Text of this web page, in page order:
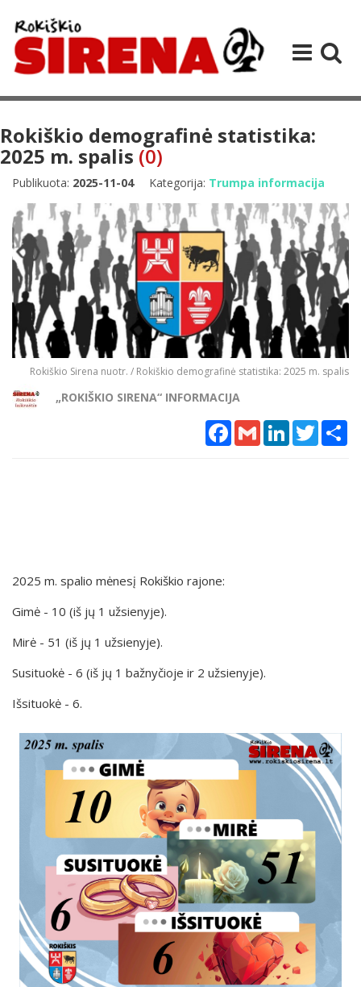
Rokiškio demografinė statistika:
2025 m. spalis (0)
Publikuota: 2025-11-04 Kategorija: Trumpa informacija
Rokiškio Sirena nuotr. / Rokiškio demografinė statistika: 2025 m. spalis
„ROKIŠKIO SIRENA“ INFORMACIJA
Facebook
Gmail LinkedInTwitter
2025 m. spalio mėnesį Rokiškio rajone:
Gimė - 10 (iš jų 1 užsienyje).
Mirė - 51 (iš jų 1 užsienyje).
Susituokė - 6 (iš jų 1 bažnyčioje ir 2 užsienyje).
Išsituokė - 6.